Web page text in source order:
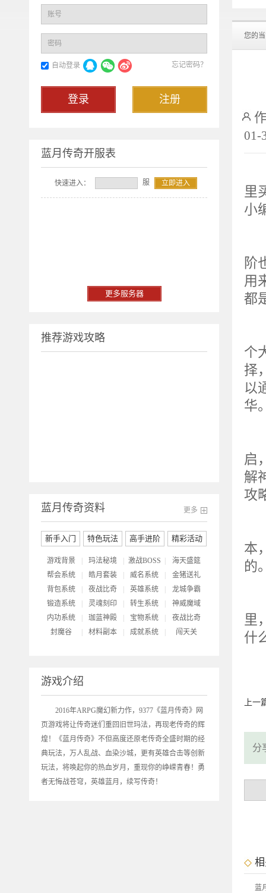
您的
01-
里
小
阶
用
都
个
择
以
华
启
解
攻
本
的
里
什
上一
分
蓝
账号
密码
忘记密码？
自动登录
注册
登录
蓝月传奇开服表
快速进入： 服 立即进入
更多服务器
推荐游戏攻略
更多
蓝月传奇资料
新手入门 特色玩法 高手进阶 精彩活动
游戏背景 玛法秘境 激战BOSS
海天盛筵
帮会系统 皓月套装 威名系统
金猪送礼
背包系统 夜战比奇 英雄系统
龙城争霸
锻造系统 灵魂刻印 转生系统
神威魔域
内功系统 珈蓝神殿 宝物系统
夜战比奇
封魔谷 材料副本 成就系统 闯天关
游戏介绍
2016年ARPG魔幻新力作，9377《蓝月传奇》网
页游戏将让传奇迷们重回旧世玛法，再现老传奇的辉
煌！《蓝月传奇》不但高度还原老传奇全盛时期的经
典玩法，万人乱战、血染沙城，更有英雄合击等创新
玩法，将唤起你的热血岁月，重现你的峥嵘青春！勇
者无悔战苍穹，英雄蓝月，续写传奇！